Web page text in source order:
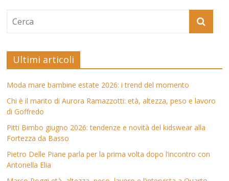
Ultimi articoli
Moda mare bambine estate 2026: i trend del momento
Chi è il marito di Aurora Ramazzotti: età, altezza, peso e lavoro
di Goffredo
Pitti Bimbo giugno 2026: tendenze e novità del kidswear alla
Fortezza da Basso
Pietro Delle Piane parla per la prima volta dopo l’incontro con
Antonella Elia